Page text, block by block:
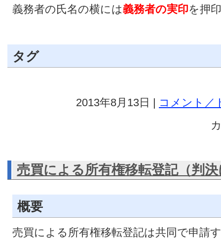
義務者の氏名の横には義務者の実印を押
タグ
2013年8月13日 | コメント／
売買による所有権移転登記（判
概要
売買による所有権移転登記は共同で申請